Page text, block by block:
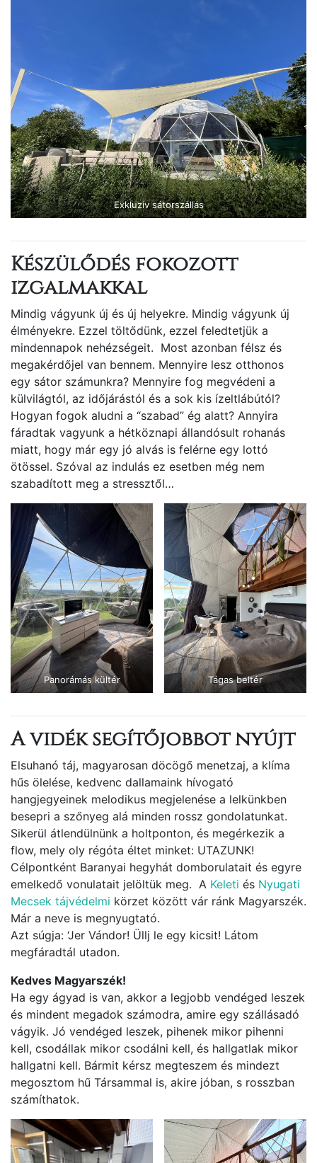
Exkluzív sátorszállás
Készülődés fokozott
izgalmakkal
Mindig vágyunk új és új helyekre. Mindig vágyunk új
élményekre. Ezzel töltődünk, ezzel feledtetjük a
mindennapok nehézségeit. Most azonban félsz és
megakérdőjel van bennem. Mennyire lesz otthonos
egy sátor számunkra? Mennyire fog megvédeni a
külvilágtól, az időjárástól és a sok kis ízeltlábútól?
Hogyan fogok aludni a “szabad” ég alatt? Annyira
fáradtak vagyunk a hétköznapi állandósult rohanás
miatt, hogy már egy jó alvás is felérne egy lottó
ötössel. Szóval az indulás ez esetben még nem
szabadított meg a stressztől…
Panorámás kültér Tágas beltér
A vidék segítőjobbot nyújt
Elsuhanó táj, magyarosan döcögő menetzaj, a klíma
hűs ölelése, kedvenc dallamaink hívogató
hangjegyeinek melodikus megjelenése a lelkünkben
besepri a szőnyeg alá minden rossz gondolatunkat.
Sikerül átlendülnünk a holtponton, és megérkezik a
flow, mely oly régóta éltet minket: UTAZUNK!
Célpontként Baranyai hegyhát domborulatait és egyre
emelkedő vonulatait jelöltük meg. A Keleti és Nyugati
Mecsek tájvédelmi körzet között vár ránk Magyarszék.
Már a neve is megnyugtató.
Azt súgja: ‘Jer Vándor! Üllj le egy kicsit! Látom
megfáradtál utadon.
Kedves Magyarszék!
Ha egy ágyad is van, akkor a legjobb vendéged leszek
és mindent megadok számodra, amire egy szállásadó
vágyik. Jó vendéged leszek, pihenek mikor pihenni
kell, csodállak mikor csodálni kell, és hallgatlak mikor
hallgatni kell. Bármit kérsz megteszem és mindezt
megosztom hű Társammal is, akire jóban, s rosszban
számíthatok.